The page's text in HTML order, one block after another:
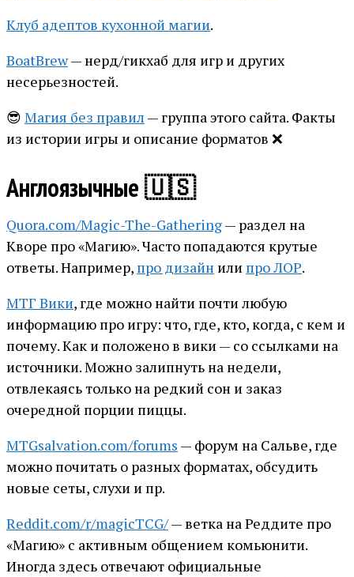
Клуб адептов кухонной магии.
BoatBrew— нерд/гикхаб для игр и других
несерьезностей.
😎 Магия без правил — группа этого сайта. Факты
из истории игры и описание форматов ❌
Англоязычные 🇺🇸
Quora.com/Magic-The-Gathering— раздел на
Кворе про «Магию». Часто попадаются крутые
ответы. Например, про дизайн или про ЛОР.
МТГ Вики, где можно найти почти любую
информацию про игру: что, где, кто, когда, с кем и
почему. Как и положено в вики — со ссылками на
источники. Можно залипнуть на недели,
отвлекаясь только на редкий сон и заказ
очередной порции пиццы.
MTGsalvation.com/forums — форум на Сальве, где
можно почитать о разных форматах, обсудить
новые сеты, слухи и пр.
Reddit.com/r/magicTCG/— ветка на Реддите про
«Магию» с активным общением комьюнити.
Иногда здесь отвечают официальные